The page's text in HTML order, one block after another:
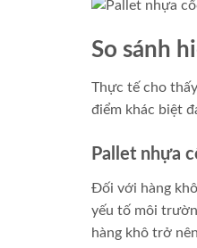
So sánh
Thực tế cho
điểm khác biệt
Pallet nhựa
Đối với hàng
yếu tố môi
hàng khô trở